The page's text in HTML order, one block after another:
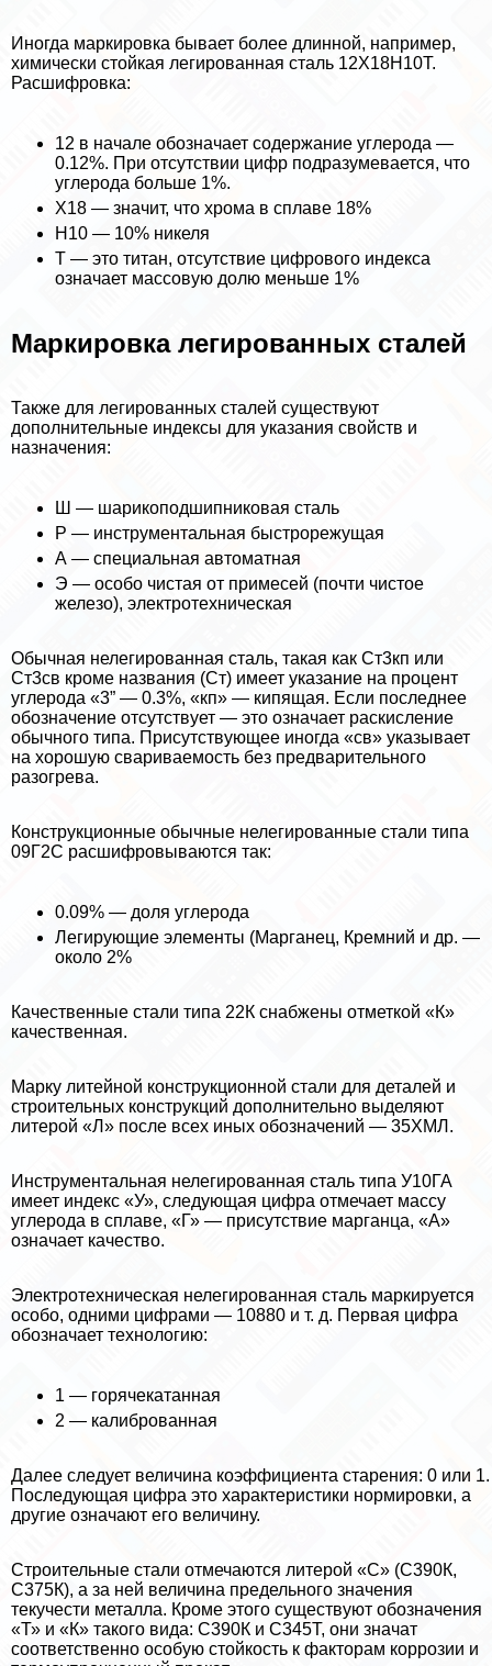
Иногда маркировка бывает более длинной, например,
химически стойкая легированная сталь 12Х18Н10Т.
Расшифровка:
12 в начале обозначает содержание углерода —
0.12%. При отсутствии цифр подразумевается, что
углерода больше 1%.
Х18 — значит, что хрома в сплаве 18%
Н10 — 10% никеля
Т — это титан, отсутствие цифрового индекса
означает массовую долю меньше 1%
Маркировка легированных сталей
Также для легированных сталей существуют
дополнительные индексы для указания свойств и
назначения:
Ш — шарикоподшипниковая сталь
Р — инструментальная быстрорежущая
А — специальная автоматная
Э — особо чистая от примесей (почти чистое
железо), электротехническая
Обычная нелегированная сталь, такая как Ст3кп или
Ст3св кроме названия (Ст) имеет указание на процент
углерода «3” — 0.3%, «кп» — кипящая. Если последнее
обозначение отсутствует — это означает раскисление
обычного типа. Присутствующее иногда «св» указывает
на хорошую свариваемость без предварительного
разогрева.
Конструкционные обычные нелегированные стали типа
09Г2С расшифровываются так:
0.09% — доля углерода
Легирующие элементы (Марганец, Кремний и др. —
около 2%
Качественные стали типа 22К снабжены отметкой «К»
качественная.
Марку литейной конструкционной стали для деталей и
строительных конструкций дополнительно выделяют
литерой «Л» после всех иных обозначений — 35ХМЛ.
Инструментальная нелегированная сталь типа У10ГА
имеет индекс «У», следующая цифра отмечает массу
углерода в сплаве, «Г» — присутствие марганца, «А»
означает качество.
Электротехническая нелегированная сталь маркируется
особо, одними цифрами — 10880 и т. д. Первая цифра
обозначает технологию:
1 — горячекатанная
2 — калиброванная
Далее следует величина коэффициента старения: 0 или 1.
Последующая цифра это хаpaктеристики нормировки, а
другие означают его величину.
Строительные стали отмечаются литерой «С» (С390К,
С375К), а за ней величина предельного значения
текучести металла. Кроме этого существуют обозначения
«Т» и «К» такого вида: С390К и С345Т, они значат
соответственно особую стойкость к факторам коррозии и